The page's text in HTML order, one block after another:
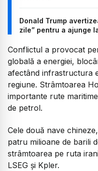
Donald Trump
zile” pentru a ajunge
Conflictul a provocat
globală a energiei,
afectând infrastructura
regiune. Strâmtoarea
importante rute
de petrol.
Cele două nave
patru milioane de barili
strâmtoarea pe ruta
LSEG și Kpler.